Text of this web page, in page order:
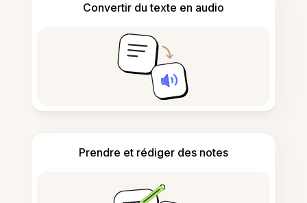
Convertir du texte en audio
Prendre et rédiger des notes